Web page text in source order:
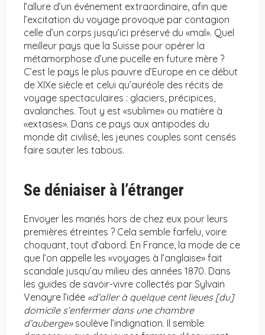
l’allure d’un événement extraordinaire, afin que
l’excitation du voyage provoque par contagion
celle d’un corps jusqu’ici préservé du «mal». Quel
meilleur pays que la Suisse pour opérer la
métamorphose d’une pucelle en future mère ?
C’est le pays le plus pauvre d’Europe en ce début
de XIXe siècle et celui qu’auréole des récits de
voyage spectaculaires : glaciers, précipices,
avalanches. Tout y est «sublime» ou matière à
«extases». Dans ce pays aux antipodes du
monde dit civilisé, les jeunes couples sont censés
faire sauter les tabous.
Se déniaiser à l’étranger
Envoyer les mariés hors de chez eux pour leurs
premières étreintes ? Cela semble farfelu, voire
choquant, tout d’abord. En France, la mode de ce
que l’on appelle les «voyages à l’anglaise» fait
scandale jusqu’au milieu des années 1870. Dans
les guides de savoir-vivre collectés par Sylvain
Venayre l’idée «d’aller à quelque cent lieues [du]
domicile s’enfermer dans une chambre
d’auberge»soulève l’indignation. Il semble